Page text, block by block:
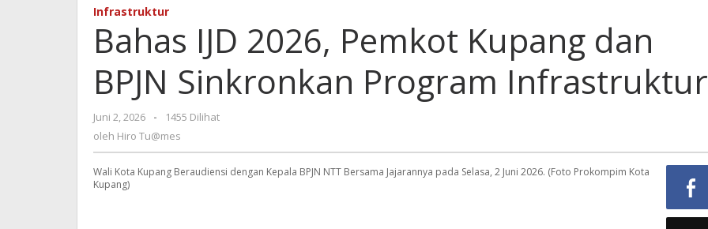
Kupang
dan
BPJN
Sinkronkan
Infrastruktur
Bahas IJD 2026, Pemkot Kupang dan
BPJN Sinkronkan Program Infrastruktur
Juni 2, 2026
oleh
Hiro
Tu@mes
-
1455 Dilihat
oleh Hiro Tu@mes
Wali Kota Kupang Beraudiensi dengan Kepala BPJN NTT Bersama Jajarannya pada Selasa, 2 Juni 2026. (Foto Prokompim Kota
Kupang)